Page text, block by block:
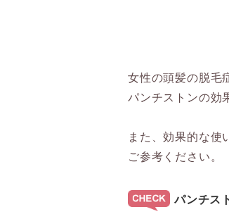
女性の頭髪の脱毛
パンチストンの効
また、効果的な使
ご参考ください。
パンチス